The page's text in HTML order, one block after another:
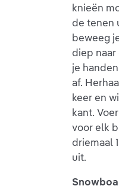
knieën
de tenen
beweeg
diep
je
af.
keer en
kant.
voor elk
driemaal
uit.